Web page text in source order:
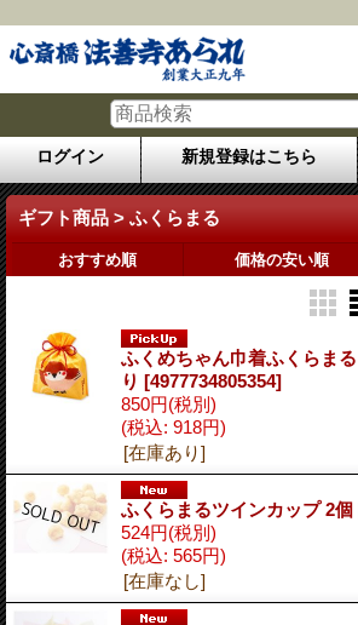
ログイン 新規登録はこちら
ギフト商品 > ふくらまる
おすすめ順 価格の安い順
ふくめちゃん巾着ふくらま
り [4977734805354]
850円(税別)
(税込: 918円)
[在庫あり]
ふくらまるツインカップ 2個
524円(税別)
(税込: 565円)
[在庫なし]